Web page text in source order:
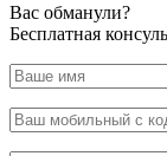
Вас обманули?
Бесплатная